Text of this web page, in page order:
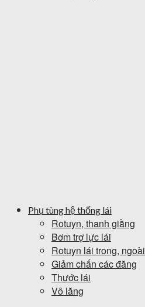
Phụ tùng hệ thống lái
Rotuyn, thanh giằng
Bơm trợ lực lái
Rotuyn lái trong, ngoài
Giảm chấn các đăng
Thước lái
Vô lăng